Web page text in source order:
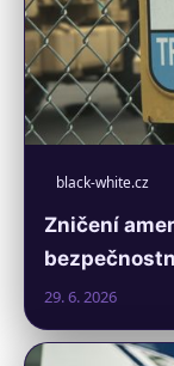
black-white.cz
Zničení
29. 6. 2026